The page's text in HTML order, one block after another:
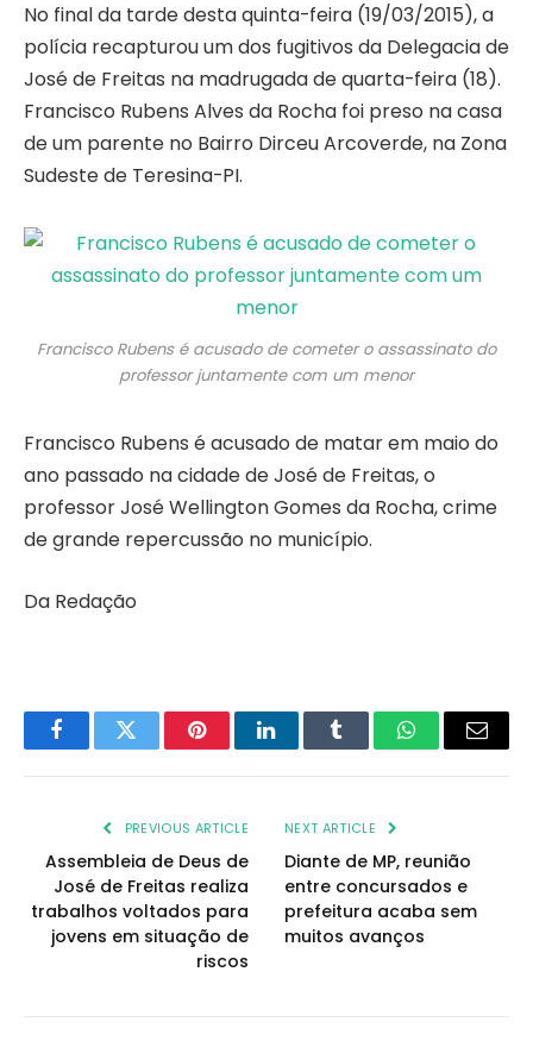
No final da tarde desta quinta-feira (19/03/2015), a
polícia recapturou um dos fugitivos da Delegacia de
José de Freitas na madrugada de quarta-feira (18).
Francisco Rubens Alves da Rocha foi preso na casa
de um parente no Bairro Dirceu Arcoverde, na Zona
Sudeste de Teresina-PI.
Francisco Rubens é acusado de cometer o assassinato do
professor juntamente com um menor
Francisco Rubens é acusado de matar em maio do
ano passado na cidade de José de Freitas, o
professor José Wellington Gomes da Rocha, crime
de grande repercussão no município.
Da Redação
FacebookTwitter PinterestLinkedInTumblr WhatsAppEmail
PREVIOUS ARTICLE
Assembleia de Deus de
José de Freitas realiza
trabalhos voltados para
jovens em situação de
riscos
NEXT ARTICLE
Diante de MP, reunião
entre concursados e
prefeitura acaba sem
muitos avanços